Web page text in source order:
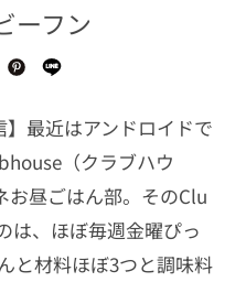
ーフン
】最近はアンドロイドで
（クラブハウ
お昼ごはん部。そのClu
は、ほぼ毎週金曜ぴっ
と材料ほぼ3つと調味料